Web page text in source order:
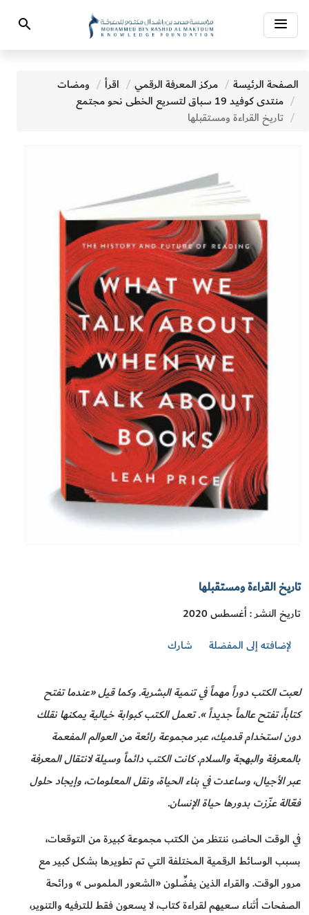
Toggle
navigation
Search
الصفحة الرئيسة مركز المعرفة الرقمي اقرأ
ومضات
منتدى كوفيد 19 سباق لتسريع الخطى نحو مجتمع
تاريخ القراءة ومستقبلها
تاريخ القراءة ومستقبلها
تاريخ النشر : أغسطس 2020
لإضافته إلى المفضلة
شارك
لعبت الكتب دوراً مهماً في تنمية البشرية. وكما قيل «عندما تفتح
كتاباً، تفتح عالماً جديداً ». تعمل الكتب كبوابة خيالية يمكنها نقلك
دون استخدام قدميك، عبر مجموعة رائعة من العوالم المفعمة
بالمعرفة والبهجة والسلام. كانت الكتب دائماً وسيلة لانتقال المعرفة
عبر الأجيال، وساعدت في بناء الحياة، ونقل المعلومات، وإيجاد حلول
فعّالة عزّزت بدورها حياة الإنسان.
في الوقت الحاضر، ننتظر من الكتب مجموعة كبيرة من التوقعات،
بسبب الوسائط الرقمية المختلفة التي تم تطويرها بشكل كبير مع
مرور الوقت. والقراء الذين يفضِّلون «الشعور الملموس » ورائحة
الصفحات أثناء سعيهم لقراءة كتاب، لا يسعون فقط للترفيه والتنوير،